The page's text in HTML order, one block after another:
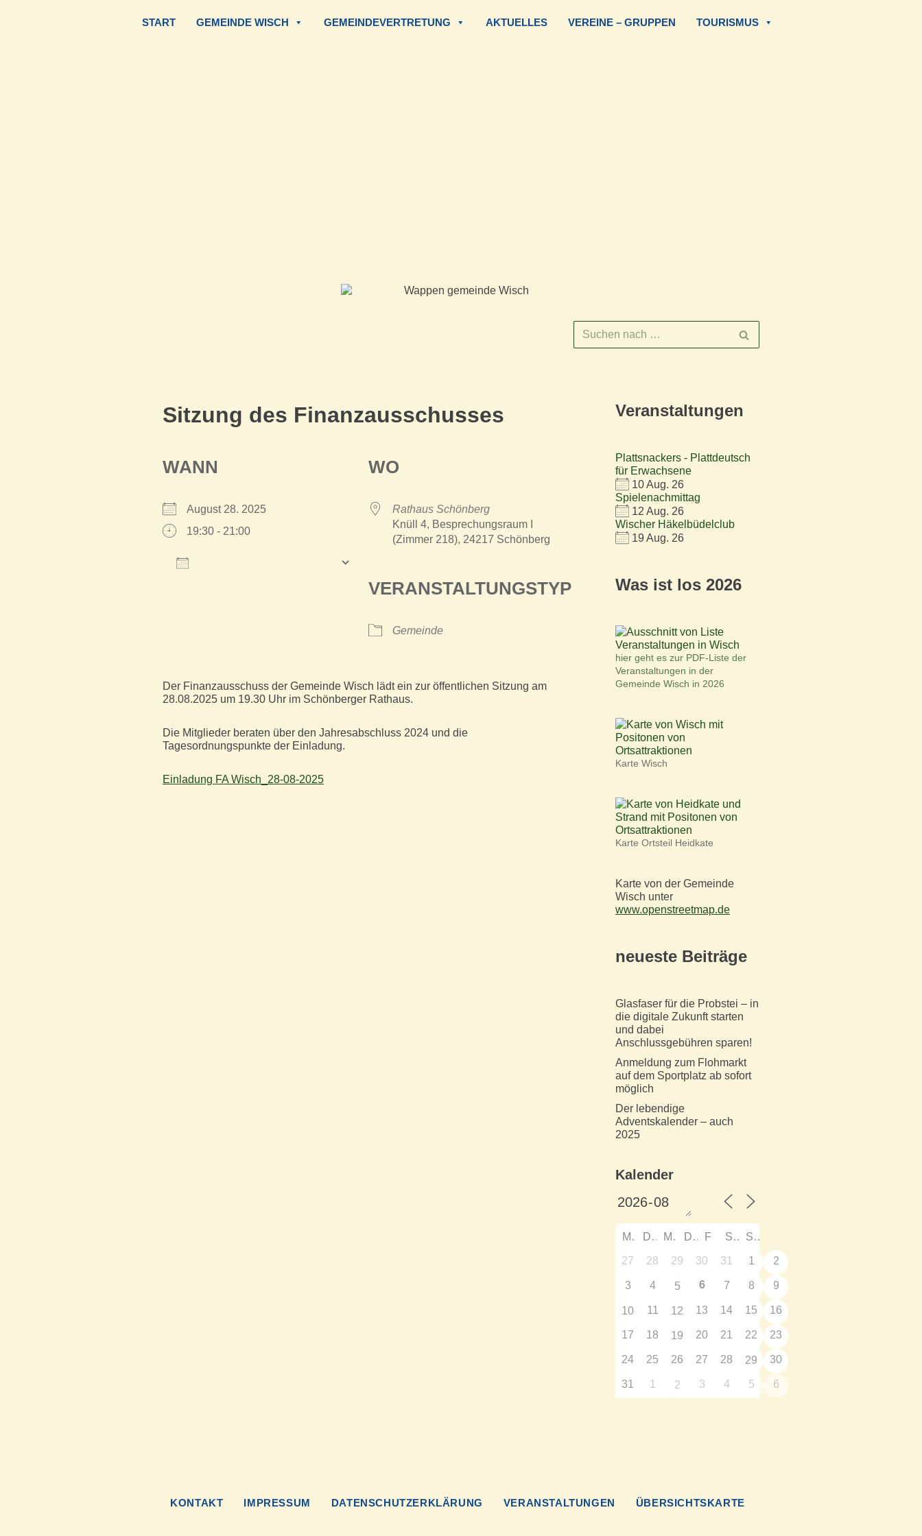
START GEMEINDE WISCH GEMEINDEVERTRETUNG AKTUELLES VEREINE – GRUPPEN TOURISMUS
Sitzung des Finanzausschusses
WANN
August 28. 2025
19:30 - 21:00
Outlook Live
WO
Rathaus Schönberg
Knüll 4, Besprechungsraum I
(Zimmer 218), 24217 Schönberg
VERANSTALTUNGSTYP
Gemeinde
Der Finanzausschuss der Gemeinde Wisch lädt ein zur öffentlichen Sitzung am
28.08.2025 um 19.30 Uhr im Schönberger Rathaus.
Die Mitglieder beraten über den Jahresabschluss 2024 und die
Tagesordnungspunkte der Einladung.
Einladung FA Wisch_28-08-2025
Veranstaltungen
Plattsnackers - Plattdeutsch
für Erwachsene
10 Aug. 26
Spielenachmittag
12 Aug. 26
Wischer Häkelbüdelclub
19 Aug. 26
Was ist los 2026
hier geht es zur PDF-Liste der
Veranstaltungen in der
Gemeinde Wisch in 2026
Karte Wisch
Karte Ortsteil Heidkate
Karte von der Gemeinde
Wisch unter
www.openstreetmap.de
neueste Beiträge
Glasfaser für die Probstei – in
die digitale Zukunft starten
und dabei
Anschlussgebühren sparen!
Anmeldung zum Flohmarkt
auf dem Sportplatz ab sofort
möglich
Der lebendige
Adventskalender – auch
2025
Kalender
M D M D F S S
27 28 29 30 31 1 2
3 4 5 6 7 8 9
10 11 12 13 14 15 16
17 18 19 20 21 22 23
24 25 26 27 28 29 30
31 1 2 3 4 5 6
KONTAKT IMPRESSUM DATENSCHUTZERKLÄRUNG VERANSTALTUNGEN ÜBERSICHTSKARTE